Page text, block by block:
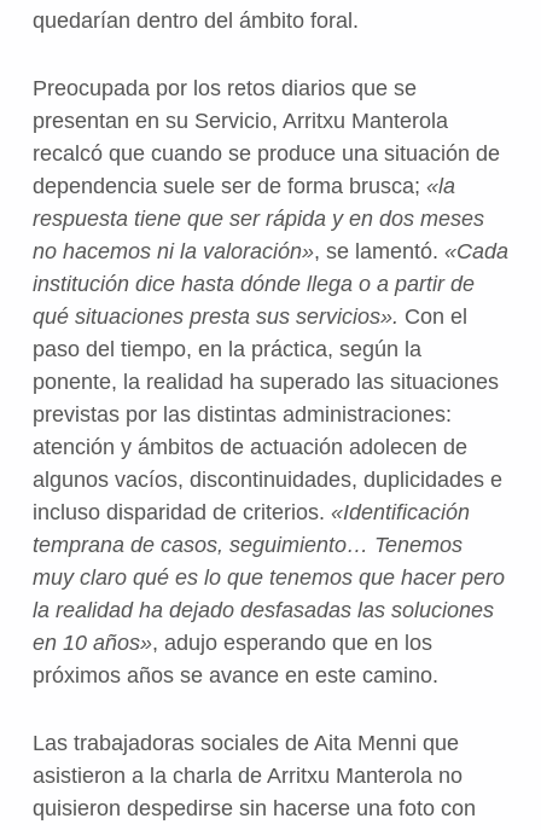
quedarían dentro del ámbito foral.
Preocupada por los retos diarios que se
presentan en su Servicio, Arritxu Manterola
recalcó que cuando se produce una situación de
dependencia suele ser de forma brusca; «la
respuesta tiene que ser rápida y en dos meses
no hacemos ni la valoración», se lamentó. «Cada
institución dice hasta dónde llega o a partir de
qué situaciones presta sus servicios». Con el
paso del tiempo, en la práctica, según la
ponente, la realidad ha superado las situaciones
previstas por las distintas administraciones:
atención y ámbitos de actuación adolecen de
algunos vacíos, discontinuidades, duplicidades e
incluso disparidad de criterios. «Identificación
temprana de casos, seguimiento… Tenemos
muy claro qué es lo que tenemos que hacer pero
la realidad ha dejado desfasadas las soluciones
en 10 años», adujo esperando que en los
próximos años se avance en este camino.
Las trabajadoras sociales de Aita Menni que
asistieron a la charla de Arritxu Manterola no
quisieron despedirse sin hacerse una foto con